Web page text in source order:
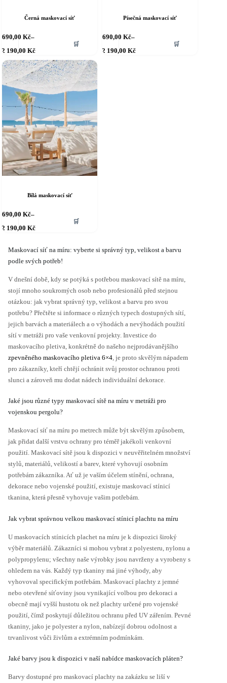
Černá maskovací síť
690,00Kč–
2 190,00 Kč
Rozpětí
cen:
690,00 Kč
až
2 190,00 Kč
🛒
Písečná maskovací síť
690,00Kč–
2 190,00 Kč
Rozpětí
cen:
🛒
Tento
má
více
variant.
Možnosti
lze
na
stránce
produktu
Bílá maskovací síť
690,00Kč–
2 190,00 Kč
Rozpětí
cen:
až
🛒
Maskovací síť na míru: vyberte si správný typ, velikost a barvu
podle svých potřeb!
V dnešní době, kdy se potýká s potřebou maskovací sítě na míru,
stojí mnoho soukromých osob nebo profesionálů před stejnou
otázkou: jak vybrat správný typ, velikost a barvu pro svou
potřebu? Přečtěte si informace o různých typech dostupných sítí,
jejich barvách a materiálech a o výhodách a nevýhodách použití
sítí v metráži pro vaše venkovní projekty. Investice do
maskovacího pletiva, konkrétně do našeho nejprodávanějšího
zpevněného maskovacího pletiva 6×4 , je proto skvělým nápadem
pro zákazníky, kteří chtějí ochránit svůj prostor ochranou proti
slunci a zároveň mu dodat nádech individuální dekorace.
Jaké jsou různé typy maskovací sítě na míru v metráži pro
vojenskou pergolu?
Maskovací síť na míru po metrech může být skvělým způsobem,
jak přidat další vrstvu ochrany pro téměř jakékoli venkovní
použití. Maskovací sítě jsou k dispozici v neuvěřitelném množství
stylů, materiálů, velikostí a barev, které vyhovují osobním
potřebám zákazníka. Ať už je vaším účelem stínění, ochrana,
dekorace nebo vojenské použití, existuje maskovací stínicí
tkanina, která přesně vyhovuje vašim potřebám.
Jak vybrat správnou velkou maskovací stínicí plachtu na míru
U maskovacích stínicích plachet na míru je k dispozici široký
výběr materiálů. Zákazníci si mohou vybrat z polyesteru, nylonu a
polypropylenu; všechny naše výrobky jsou navrženy a vyrobeny s
ohledem na vás. Každý typ tkaniny má jiné výhody, aby
vyhovoval specifickým potřebám. Maskovací plachty z jemné
nebo otevřené síťoviny jsou vynikající volbou pro dekoraci a
obecně mají vyšší hustotu ok než plachty určené pro vojenské
použití, čímž poskytují důležitou ochranu před UV zářením. Pevné
tkaniny, jako je polyester a nylon, nabízejí dobrou odolnost a
trvanlivost vůči živlům a extrémním podmínkám.
Jaké barvy jsou k dispozici v naší nabídce maskovacích pláten?
Barvy dostupné pro maskovací plachty na zakázku se liší v